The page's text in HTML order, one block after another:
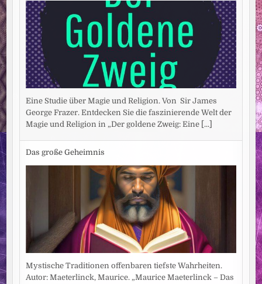
Eine Studie über Magie und Religion. Von Sir James
George Frazer. Entdecken Sie die faszinierende Welt der
Magie und Religion in „Der goldene Zweig: Eine [...]
Das große Geheimnis
Mystische Traditionen offenbaren tiefste Wahrheiten.
Autor: Maeterlinck, Maurice. „Maurice Maeterlinck – Das